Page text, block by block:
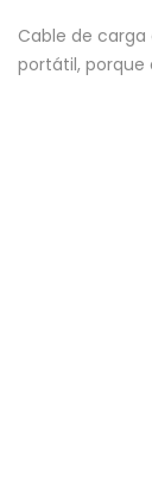
Cable de carga
portátil, porque